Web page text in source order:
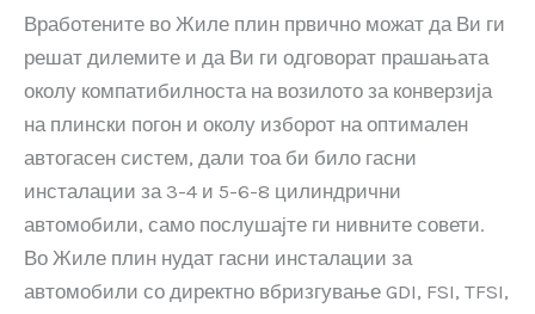
Вработените во Жиле плин првично можат да Ви ги
решат дилемите и да Ви ги одговорат прашањата
околу компатибилноста на возилото за конверзија
на плински погон и околу изборот на оптимален
автогасен систем, дали тоа би било гасни
инсталации за 3-4 и 5-6-8 цилиндрични
автомобили, само послушајте ги нивните совети.
Во Жиле плин нудат гасни инсталации за
автомобили со директно вбризгување GDI, FSI, TFSI,